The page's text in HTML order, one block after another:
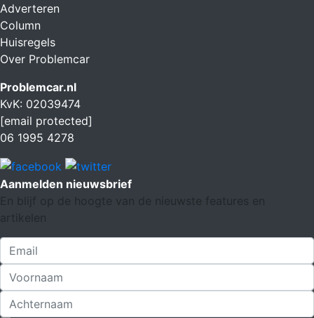
Adverteren
Column
Huisregels
Over Problemcar
Problemcar.nl
KvK: 02039474
[email protected]
06 1995 4278
Aanmelden nieuwsbrief
En blijf op de hoogte van de nieuwste features en
artikelen